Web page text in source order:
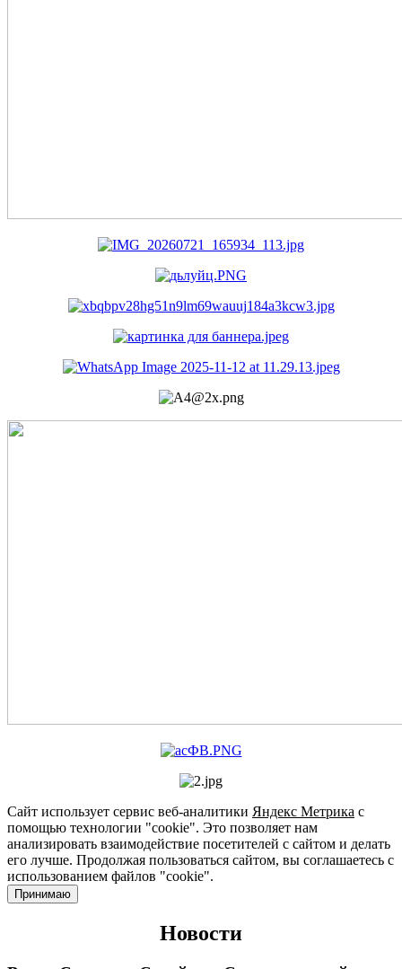
Сайт использует сервис веб-аналитики Яндекс Метрика с
помощью технологии "cookie". Это позволяет нам
анализировать взаимодействие посетителей с сайтом и делать
его лучше. Продолжая пользоваться сайтом, вы соглашаетесь с
использованием файлов "cookie".
Принимаю
Новости